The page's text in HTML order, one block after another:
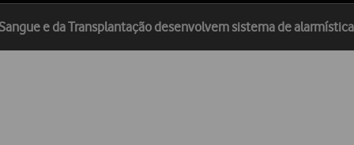
e da Transplantação desenvolvem sistema de